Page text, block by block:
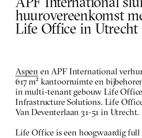
APF International
huurovereenkomst
Life Office in Utrecht
Aspen en APF International
617 m² kantoorruimte en
in multi-tenant gebouw Life
Infrastructure Solutions. Life
Van Deventerlaan 31-51 in Utrecht.
Life Office is een hoogwaardig full